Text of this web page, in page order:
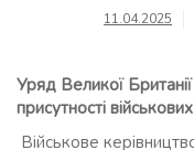
11.04.2025
Уряд Великої
присутності
Військове